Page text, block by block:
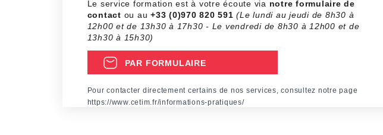
Le service formation est à votre écoute via notre formulaire de
contact ou au +33 (0)970 820 591 (Le lundi au jeudi de 8h30 à
12h00 et de 13h30 à 17h30 - Le vendredi de 8h30 à 12h00 et de
13h30 à 15h30)
PAR FORMULAIRE
Pour contacter directement certains de nos services, consultez notre page
https://www.cetim.fr/informations-pratiques/